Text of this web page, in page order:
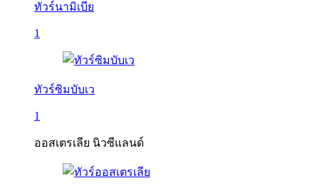
ทัวร์นามิเบีย
1
ทัวร์ซิมบับเว
1
ออสเตรเลีย นิวซีแลนด์